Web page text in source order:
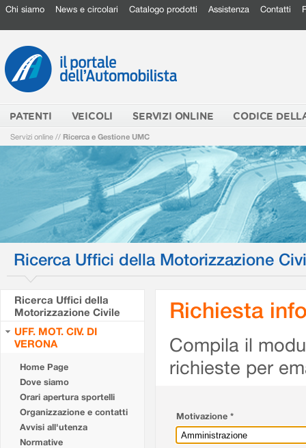
Chi siamo News e circolari Catalogo prodotti Assistenza Contatti
PATENTI VEICOLI SERVIZI ONLINE CODICE
Servizi online // Ricerca e Gestione UMC
Ricerca Uffici della Motorizzazione
Ricerca Uffici della
Motorizzazione Civile
UFF. MOT. CIV. DI
VERONA
Home Page
Dove siamo
Orari apertura sportelli
Organizzazione e contatti
Avvisi all'utenza
Normative
Richiesta
Compila il
richieste per
Motivazione *